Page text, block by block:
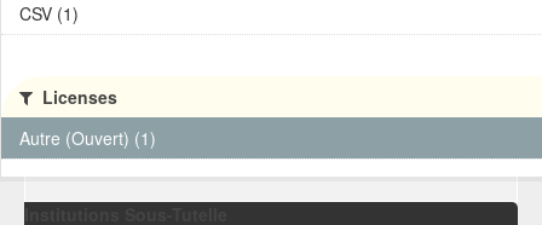
CSV (1)
Licenses
Autre (Ouvert) (1)